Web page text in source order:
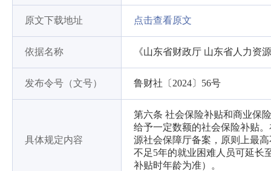
原文下载地址 点击查看原文
依据名称 《山东省财政厅 山东省人力资
发布令号（文号） 鲁财社〔2024〕56号
具体规定内容
第六条 社会保险补贴和商业保
给予一定数额的社会保险补贴
源社会保障厅备案，原则上最
不足5年的就业困难人员可延长
补贴时年龄为准）。